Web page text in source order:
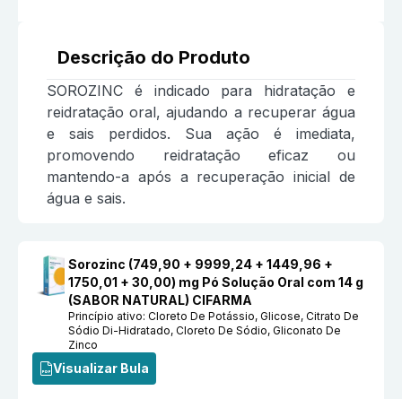
Descrição do Produto
SOROZINC é indicado para hidratação e
reidratação oral, ajudando a recuperar água
e sais perdidos. Sua ação é imediata,
promovendo reidratação eficaz ou
mantendo-a após a recuperação inicial de
água e sais.
Sorozinc (749,90 + 9999,24 + 1449,96 +
1750,01 + 30,00) mg Pó Solução Oral com 14 g
(SABOR NATURAL) CIFARMA
Princípio ativo:Cloreto De Potássio, Glicose, Citrato De
Sódio Di-Hidratado, Cloreto De Sódio, Gliconato De
Zinco
Visualizar Bula